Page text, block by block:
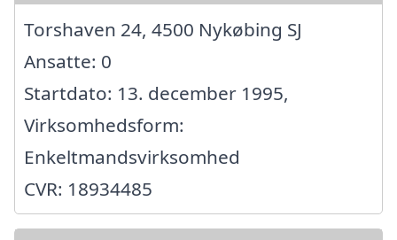
Torshaven 24, 4500 Nykøbing SJ
Ansatte: 0
Startdato: 13. december 1995,
Virksomhedsform:
Enkeltmandsvirksomhed
CVR: 18934485